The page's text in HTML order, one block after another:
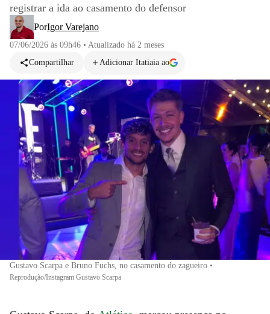
registrar a ida ao casamento do defensor
PorIgor Varejano
07/06/2026 às 09h46 • Atualizado há 2 meses
Compartilhar
Adicionar Itatiaia ao
Gustavo Scarpa e Bruno Fuchs, no casamento do zagueiro •
Reprodução/Instagram Gustavo Scarpa